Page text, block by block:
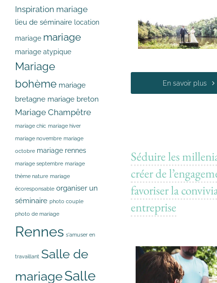
En savoir plus
Séduire les
créer de
favoriser la
entreprise
Inspiration mariage
lieu de séminaire location
mariage mariage
mariage atypique
Mariage
bohème mariage
bretagne mariage breton
Mariage Champêtre
mariage chic mariage hiver
mariage novembre mariage
octobre mariage rennes
mariage septembre mariage
thème nature mariage
écoresponsable organiser un
séminaire photo couple
photo de mariage
Rennes s'amuser en
travaillant Salle de
mariageSalle